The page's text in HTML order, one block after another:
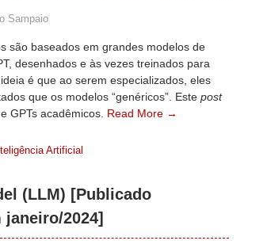
Sampaio
são baseados em grandes modelos de
desenhados e às vezes treinados para
é que ao serem especializados, eles
que os modelos “genéricos”. Este post
e GPTs acadêmicos. Read More →
Artificial
(LLM) [Publicado
2024]